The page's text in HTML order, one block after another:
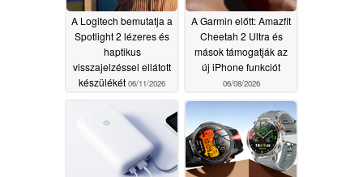
A Logitech bemutatja a
Spotlight 2 lézeres és
haptikus
visszajelzéssel ellátott
készülékét 06/11/2026
A Garmin előtt: Amazfit
Cheetah 2 Ultra és
mások támogatják az
új iPhone funkciót
06/08/2026